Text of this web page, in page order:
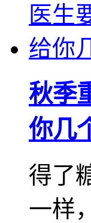
秋季
你几
得了
一样